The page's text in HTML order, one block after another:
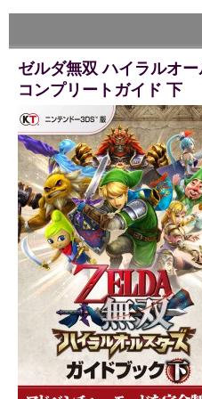
ゼルダ無双 ハイラルオ
コンプリートガイド 下